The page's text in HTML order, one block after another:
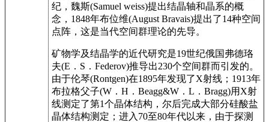
纪，魏斯(Samuel weiss)提出结晶轴和晶系的概
念，1848年布位维(August Bravais)提出了14种空间
点阵，这是当代空间群理论的先导。
矿物学及结晶学的近代研究是19世纪俄国弗德珞
夫(E．S．Federov)推导出230个空间群而引发的。
由于伦琴(Rontgen)在1895年发现了X射线；1913年
布拉格父子(W．H．Beagg&W．L．Bragg)用X射
线测定了第1个晶体结构，尔后完成大部分硅酸盐
晶体结构测定；进入70至80年代以来，由于探测